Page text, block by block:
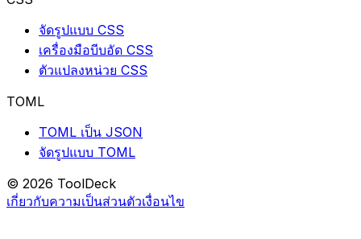
จัดรูปแบบ CSS
เครื่องมือบีบอัด CSS
ตัวแปลงหน่วย CSS
TOML
TOML เป็น JSON
จัดรูปแบบ TOML
© 2026 ToolDeck
เกี่ยวกับความเป็นส่วนตัวเงื่อนไข